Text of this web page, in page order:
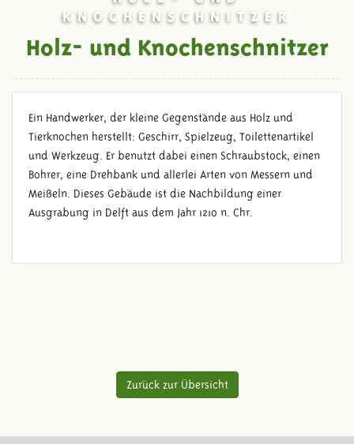
KNOCHENSCHNITZER
Holz- und Knochenschnitzer
Ein Handwerker, der kleine Gegenstände aus Holz und
Tierknochen herstellt: Geschirr, Spielzeug, Toilettenartikel
und Werkzeug. Er benutzt dabei einen Schraubstock, einen
Bohrer, eine Drehbank und allerlei Arten von Messern und
Meißeln. Dieses Gebäude ist die Nachbildung einer
Ausgrabung in Delft aus dem Jahr 1210 n. Chr.
Zurück zur Übersicht